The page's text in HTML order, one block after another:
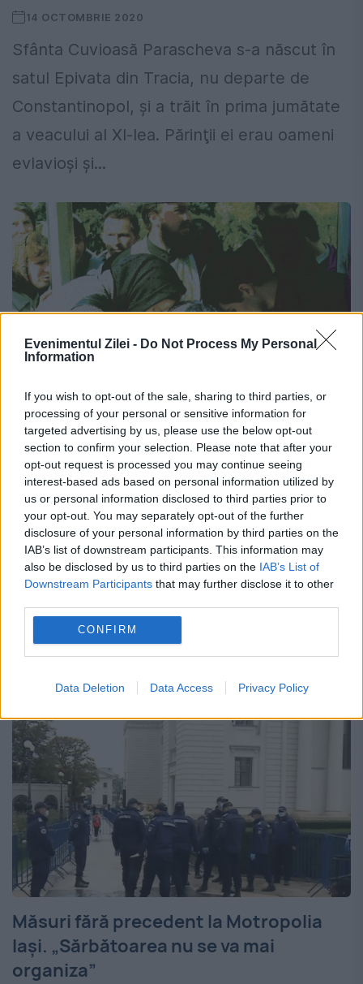
Evenimentul Zilei - Do Not Process My Personal
Information
If you wish to opt-out of the sale, sharing to third parties, or
processing of your personal or sensitive information for
targeted advertising by us, please use the below opt-out
section to confirm your selection. Please note that after your
opt-out request is processed you may continue seeing
interest-based ads based on personal information utilized by
us or personal information disclosed to third parties prior to
your opt-out. You may separately opt-out of the further
disclosure of your personal information by third parties on the
IAB’s list of downstream participants. This information may
also be disclosed by us to third parties on the IAB’s List of
Downstream Participants that may further disclose it to other
CONFIRM
Data Deletion Data Access Privacy Policy
14 OCTOMBRIE 2020
Sfânta Cuvioasă Parascheva s-a născut în
satul Epivata din Tracia, nu departe de
Constantinopol, şi a trăit în prima jumătate
a veacului al XI-lea. Părinţii ei erau oameni
evlavioşi şi...
Când Sfântul Andrei a venit la Cuvioasa
Paracheva – Calendar creștin ortodox:
13 octombrie
13 OCTOMBRIE 2020
Se împlinesc astăzi 24 ani de la aducerea la
Iași a moaștelor Sfântului Apostol Andrei,
Sfintei Cuvioase Paracheva. A fost pentru
prima dată...
Măsuri fără precedent la Motropolia
Iași. „Sărbătoarea nu se va mai
organiza”